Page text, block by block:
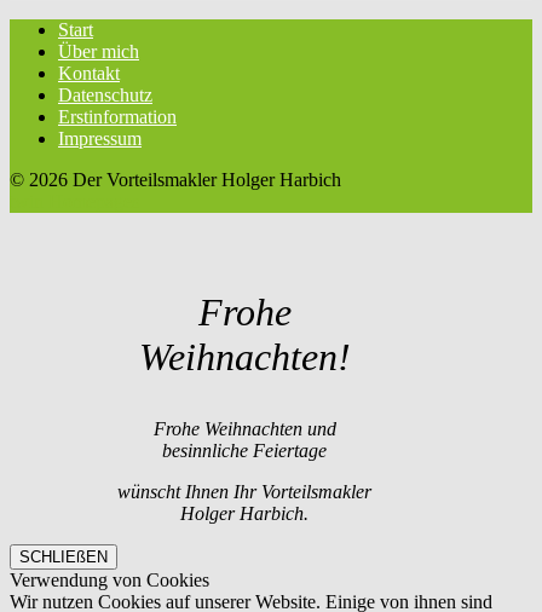
Start
Über mich
Kontakt
Datenschutz
Erstinformation
Impressum
© 2026 Der Vorteilsmakler Holger Harbich
Frohe
Weihnachten!
Frohe Weihnachten und
besinnliche Feiertage
wünscht Ihnen Ihr Vorteilsmakler
Holger Harbich.
SCHLIEßEN
Verwendung von Cookies
Wir nutzen Cookies auf unserer Website. Einige von ihnen sind